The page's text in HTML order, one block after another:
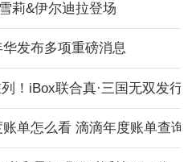
款充满创意和乐趣的休闲益
单易上手，但是玩家需要不
能完成任务。游戏中的细节
莉&伊尔迪拉登场
发布多项重磅消息
！iBox联合真·三国无双发行
单怎么看 滴滴年度账单查询